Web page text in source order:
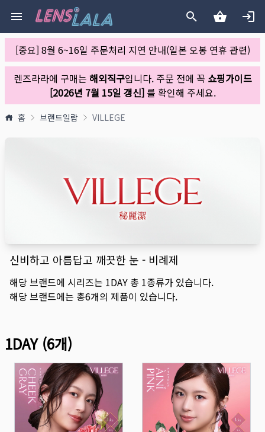
[중요] 8월 6~16일 주문처리 지연 안내(일본 오봉 연휴 관련)
렌즈라라에 구매는 해외직구입니다. 주문 전에 꼭 쇼핑가이드
[2026년 7월 15일 갱신]를 확인해 주세요.
홈 브랜드일람 VILLEGE
신비하고 아름답고 깨끗한 눈 - 비례제
해당 브랜드에 시리즈는 1DAY 총 1종류가 있습니다.
해당 브랜드에는 총6개의 제품이 있습니다.
1DAY(6개)